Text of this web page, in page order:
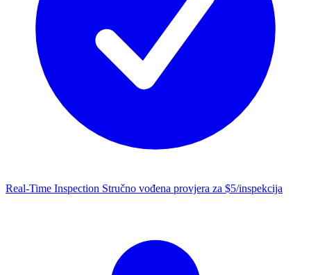
Real-Time Inspection Stručno vođena provjera za $5/inspekcija